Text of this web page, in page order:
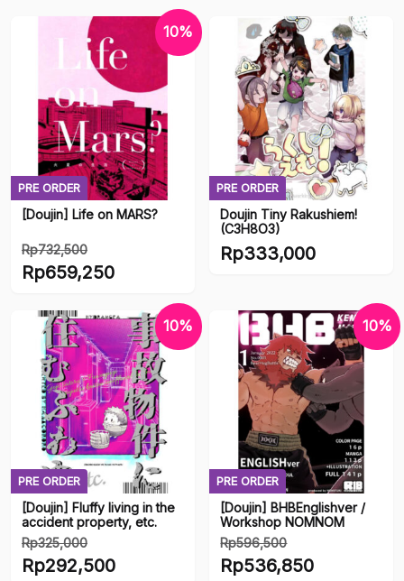
PRE ORDER
10%
[Doujin] Life on MARS?
Rp732,500
Harga
adalah:
Rp732,500.
Rp659,250
saat
adalah:
Rp659,250.
PRE ORDER
Doujin Tiny Rakushiem!
(C3H8O3)
Rp333,000
PRE ORDER
10%
[Doujin] Fluffy living in the
accident property, etc.
Rp325,000
Harga
Rp292,500
PRE ORDER
10%
[Doujin] BHBEnglishver /
Workshop NOMNOM
Rp596,500
Harga
Rp536,850